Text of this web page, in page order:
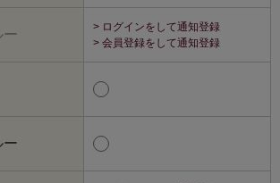
ー
> ログインをして通知登録
> 会員登録をして通知登録
ー